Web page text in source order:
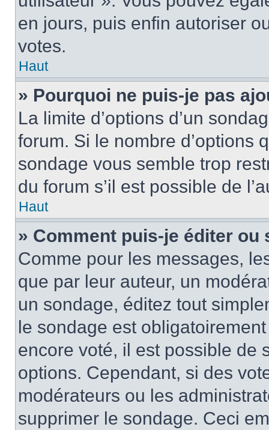
en jours, puis enfin autoriser
votes.
Haut
» Pourquoi ne puis-je pas
La limite d’options d’un
forum. Si le nombre d’options
sondage vous semble trop
du forum s’il est possible de
Haut
» Comment puis-je éditer ou
Comme pour les messages,
que par leur auteur, un
un sondage, éditez tout
le sondage est
encore voté, il est possible de
options. Cependant, si des
modérateurs ou les
supprimer le sondage. Ceci